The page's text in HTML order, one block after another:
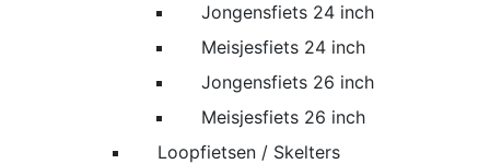
Jongensfiets 24 inch
Meisjesfiets 24 inch
Jongensfiets 26 inch
Meisjesfiets 26 inch
Loopfietsen / Skelters